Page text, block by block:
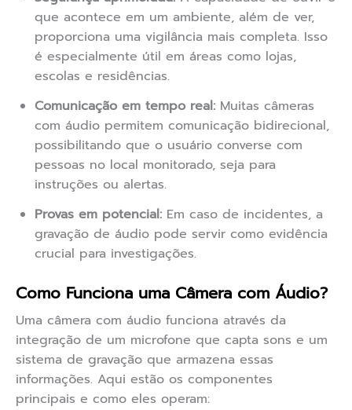
que acontece em um ambiente, além de ver,
proporciona uma vigilância mais completa. Isso
é especialmente útil em áreas como lojas,
escolas e residências.
Comunicação em tempo real: Muitas câmeras
com áudio permitem comunicação bidirecional,
possibilitando que o usuário converse com
pessoas no local monitorado, seja para
instruções ou alertas.
Provas em potencial: Em caso de incidentes, a
gravação de áudio pode servir como evidência
crucial para investigações.
Como Funciona uma Câmera com Áudio?
Uma câmera com áudio funciona através da
integração de um microfone que capta sons e um
sistema de gravação que armazena essas
informações. Aqui estão os componentes
principais e como eles operam: